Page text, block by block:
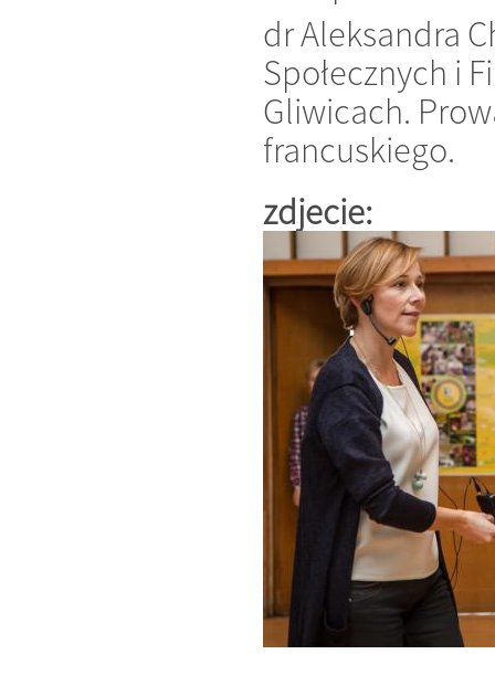
dr Aleksandra
Społecznych i
Gliwicach.
francuskiego.
zdjecie: